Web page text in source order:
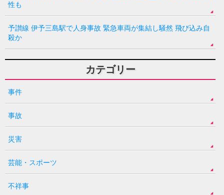
性も
予讃線 伊予三島駅で人身事故 緊急車両が集結し騒然 飛び込み自
殺か
カテゴリー
事件
事故
災害
芸能・スポーツ
不祥事